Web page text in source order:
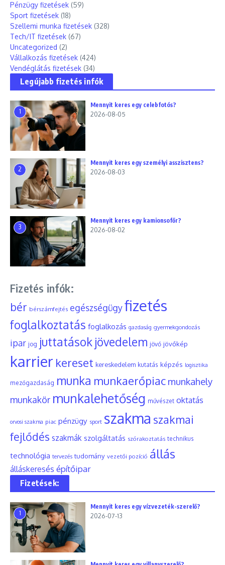
Pénzügy fizetések (59)
Sport fizetések (18)
Szellemi munka fizetések (328)
Tech/IT fizetések (67)
Uncategorized (2)
Vállalkozás fizetések (424)
Vendéglátás fizetések (34)
Legújabb fizetés infók
1
Mennyit keres egy celebfotós?
2026-08-05
2
Mennyit keres egy személyi asszisztens?
2026-08-03
3
Mennyit keres egy kamionsofőr?
2026-08-02
Fizetés infók:
bér bérszámfejtés egészségügyfizetés
foglalkoztatás foglalkozás gazdaság gyermekgondozás
ipar jog juttatások jövedelem jövő jövőkép
karrier kereset kereskedelem kutatás képzés logisztika
mezőgazdaság munka munkaerőpiac munkahely
munkakör munkalehetőség művészet oktatás
orvosi szakma piac pénzügy sport szakma szakmai
fejlődés szakmák szolgáltatás szórakoztatás technikus
technológia tervezés tudomány vezetői pozíció állás
álláskeresés építőipar
Fizetések:
1
Mennyit keres egy vízvezeték-szerelő?
2026-07-13